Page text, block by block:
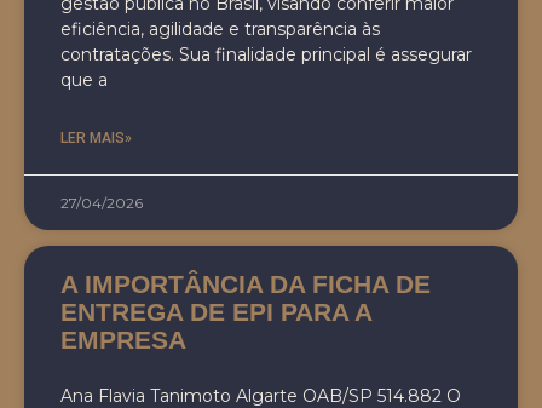
eficiência, agilidade e transparência às
contratações. Sua finalidade principal é assegurar
que a
LER MAIS»
27/04/2026
A IMPORTÂNCIA DA FICHA DE
ENTREGA DE EPI PARA A
EMPRESA
Ana Flavia Tanimoto Algarte OAB/SP 514.882 O